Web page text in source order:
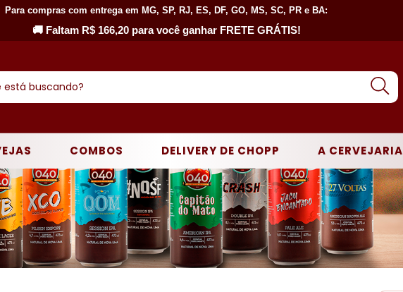
Para compras com entrega em MG, SP, RJ, ES, DF, GO, MS, SC, PR e BA:
🚚 Faltam R$ 166,20 para você ganhar FRETE GRÁTIS!
COMBOS DELIVERY DE CHOPP A CERVEJARIA